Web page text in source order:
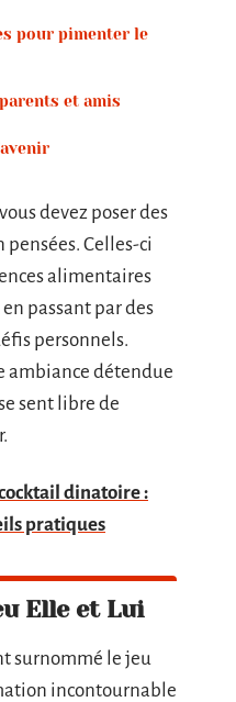
pour pimenter le
et amis
devez poser des
Celles-ci
alimentaires
passant par des
personnels.
ambiance détendue
sent libre de
dinatoire :
pratiques
Elle et Lui
surnommé le jeu
incontournable